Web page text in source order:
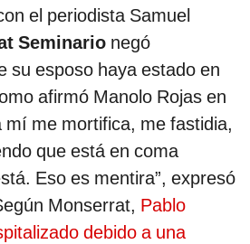
el periodista Samuel
Seminario negó
su esposo haya estado en
afirmó Manolo Rojas en
mí me mortifica, me fastidia,
que está en coma
Eso es mentira”, expresó
Monserrat, Pablo
debido a una